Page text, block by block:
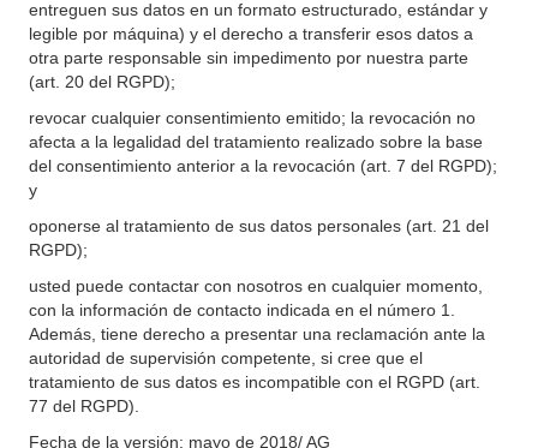
entreguen sus datos en un formato estructurado, estándar y
legible por máquina) y el derecho a transferir esos datos a
otra parte responsable sin impedimento por nuestra parte
(art. 20 del RGPD);
revocar cualquier consentimiento emitido; la revocación no
afecta a la legalidad del tratamiento realizado sobre la base
del consentimiento anterior a la revocación (art. 7 del RGPD);
y
oponerse al tratamiento de sus datos personales (art. 21 del
RGPD);
usted puede contactar con nosotros en cualquier momento,
con la información de contacto indicada en el número 1.
Además, tiene derecho a presentar una reclamación ante la
autoridad de supervisión competente, si cree que el
tratamiento de sus datos es incompatible con el RGPD (art.
77 del RGPD).
Fecha de la versión: mayo de 2018/ AG